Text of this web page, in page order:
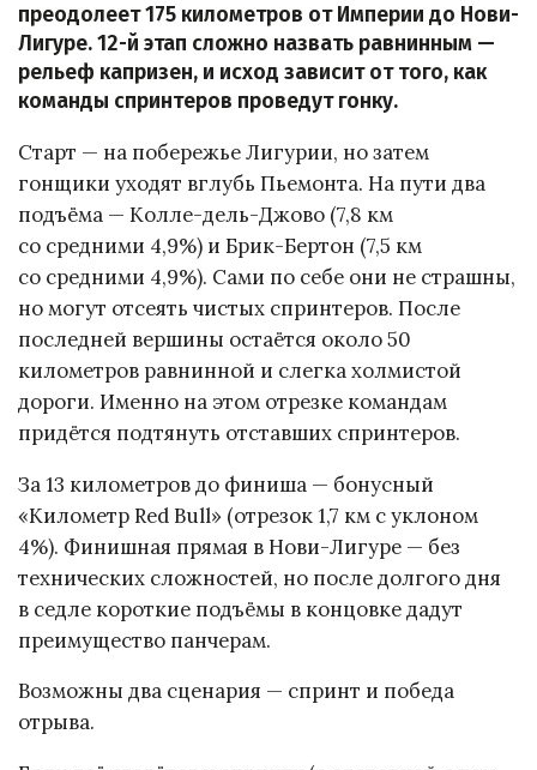
преодолеет 175 километров от Империи до Нови-
Лигуре. 12-й этап сложно назвать равнинным —
рельеф капризен, и исход зависит от того, как
команды спринтеров проведут гонку.
Старт — на побережье Лигурии, но затем
гонщики уходят вглубь Пьемонта. На пути два
подъёма — Колле-дель-Джово (7,8 км
со средними 4,9%) и Брик-Бертон (7,5 км
со средними 4,9%). Сами по себе они не страшны,
но могут отсеять чистых спринтеров. После
последней вершины остаётся около 50
километров равнинной и слегка холмистой
дороги. Именно на этом отрезке командам
придётся подтянуть отставших спринтеров.
За 13 километров до финиша — бонусный
«Километр Red Bull» (отрезок 1,7 км с уклоном
4%). Финишная прямая в Нови-Лигуре — без
технических сложностей, но после долгого дня
в седле короткие подъёмы в концовке дадут
преимущество панчерам.
Возможны два сценария — спринт и победа
отрыва.